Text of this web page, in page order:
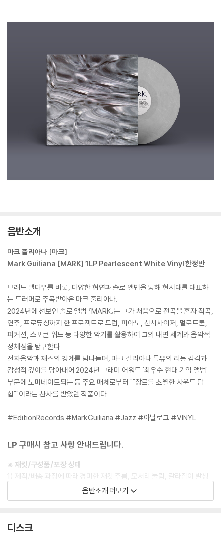
음반소개
마크 줄리아나 [마크]
Mark Guiliana [MARK] 1LP Pearlescent White Vinyl 한정반
브래드 멜다우를 비롯, 다양한 협연과 솔로 앨범을 통해 현시대를 대표하
는 드러머로 주목받아온 마크 줄리아나.
2024년에 선보인 솔로 앨범 『MARK』는 그가 처음으로 전곡을 혼자 작곡,
연주, 프로듀싱까지 한 프로젝트로 드럼, 피아노, 신시사이저, 멜로트론,
퍼커션, 스포큰 워드 등 다양한 악기를 활용하여 그의 내면 세계와 음악적
정체성을 탐구한다.
전자음악과 재즈의 경계를 넘나들며, 마크 길리아나 특유의 리듬 감각과
감성적 깊이를 담아내어 2024년 그래미 어워드 '최우수 현대 기악 앨범'
부문에 노미네이트되는 등 주요 매체로부터 ""장르를 초월한 사운드 탐
험""이라는 찬사를 받았던 작품이다.
#EditionRecords #MarkGuiliana #Jazz #아날로그 #VINYL
LP 구매시 참고 사항 안내드립니다.
※ 재킷/구성품/포장 상태
1) 제작/배송 과정에 따라 경미한 재킷 주름, 모서리 눌림, 갈라짐이 발생
할 수 있으며 속지(이너 슬리브)는 디스크와의 접촉으로 인해 갈라질 수
있습니다.
2) 디스크 라벨은 공정상 매끄럽게 부착되지 않을 수도 있으며 겉포장 비
닐은 품질보증대상이 아닙니다.
음반소개 더보기
디스크